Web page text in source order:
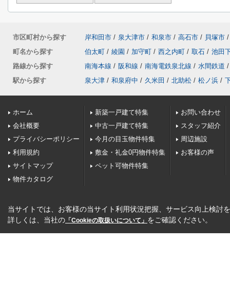
市区町村から探す 岸和田市 / 泉大津市 / 和泉市 / 高石市 / 貝塚市 /
町名から探す
伯太町 / 綾園 / 加守町 / 西之内町 / 取石 / 池田
路線から探す
南海本線 / 阪和線 / 南海電鉄泉北線 / 水間鉄道 /
駅から探す
泉大津 / 和泉府中 / 久米田 / 北助松 / 松ノ浜 /
ホーム
会社概要
プライバシーポリシー
利用規約
サイトマップ
物件カタログ
新築一戸建て特集
中古一戸建て特集
今月の目玉物件特集
敷金・礼金0円物件特集
ペット可物件特集
お問い合わせ
スタッフ紹介
周辺施設
お客様の声
当サイトでは、お客様の当サイト利用状況把握、サービス向上検討
詳しくは、当社の 「Cookieの取扱いについて」 をご確認ください。